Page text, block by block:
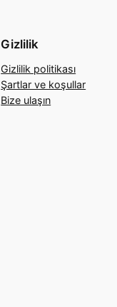
Gizlilik
Gizlilik politikası
Şartlar ve koşullar
Bize ulaşın